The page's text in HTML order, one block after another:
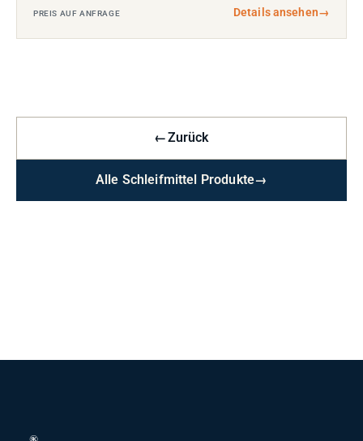
PREIS AUF ANFRAGE Details ansehen→
←Zurück
Alle Schleifmittel Produkte→